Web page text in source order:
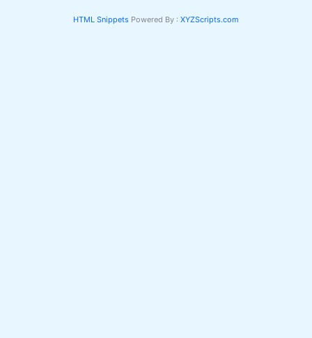
HTML Snippets Powered By : XYZScripts.com